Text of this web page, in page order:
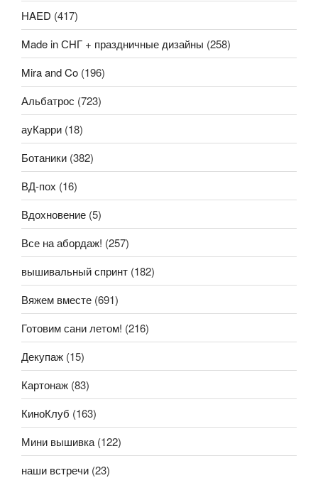
HAED (417)
Made in СНГ + праздничные дизайны (258)
Mira and Co (196)
Альбатрос (723)
ауКарри (18)
Ботаники (382)
ВД-пох (16)
Вдохновение (5)
Все на абордаж! (257)
вышивальный спринт (182)
Вяжем вместе (691)
Готовим сани летом! (216)
Декупаж (15)
Картонаж (83)
КиноКлуб (163)
Мини вышивка (122)
наши встречи (23)